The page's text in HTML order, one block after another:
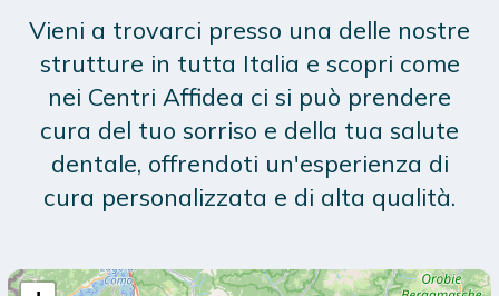
Vieni a trovarci presso una delle nostre
strutture in tutta Italia e scopri come
nei Centri Affidea ci si può prendere
cura del tuo sorriso e della tua salute
dentale, offrendoti un'esperienza di
cura personalizzata e di alta qualità.